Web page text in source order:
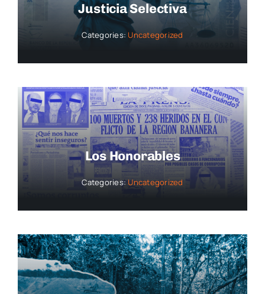
Justicia Selectiva
Categories: Uncategorized
Los Honorables
Categories:Uncategorized